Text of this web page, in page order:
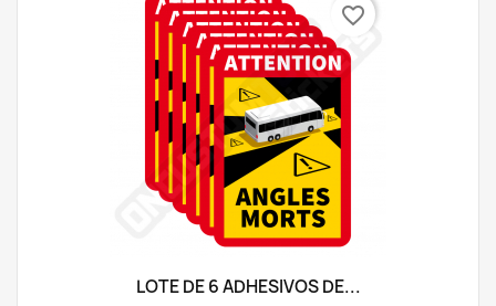
LOTE DE 6 ADHESIVOS DE...
favorite_border